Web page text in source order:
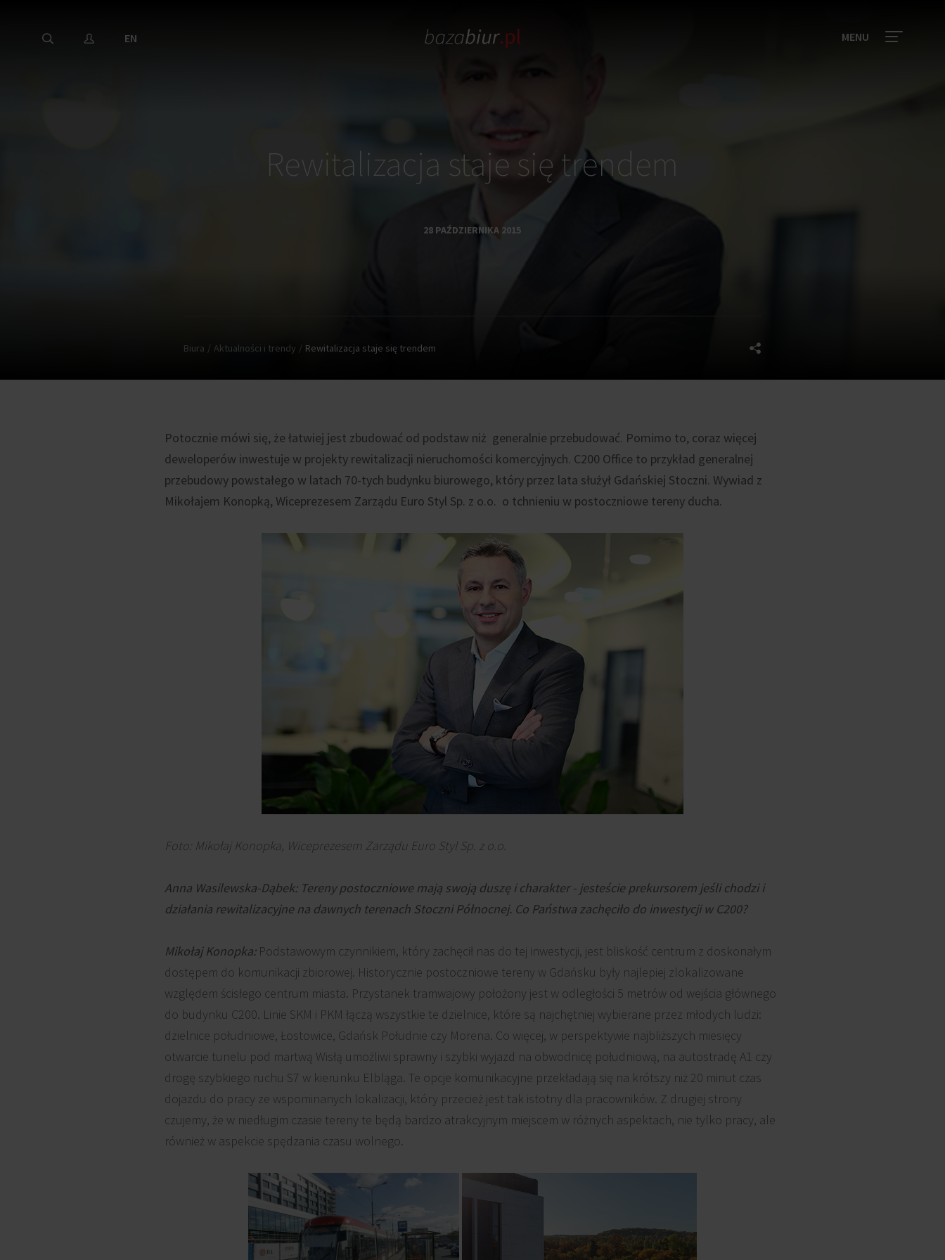
EN MENU
Rewitalizacja staje się trendem
28 PAŹDZIERNIKA 2015
Biura Aktualności i trendy Rewitalizacja staje się trendem
Potocznie mówi się, że łatwiej jest zbudować od podstaw niż generalnie przebudować. Pomimo to, coraz więcej
deweloperów inwestuje w projekty rewitalizacji nieruchomości komercyjnych. C200 Office to przykład generalnej
przebudowy powstałego w latach 70-tych budynku biurowego, który przez lata służył Gdańskiej Stoczni. Wywiad z
Mikołajem Konopką, Wiceprezesem Zarządu Euro Styl Sp. z o.o. o tchnieniu w postoczniowe tereny ducha.
Foto: Mikołaj Konopka, Wiceprezesem Zarządu Euro Styl Sp. z o.o.
Anna Wasilewska-Dąbek: Tereny postoczniowe mają swoją duszę i charakter - jesteście prekursorem jeśli chodzi i
działania rewitalizacyjne na dawnych terenach Stoczni Północnej. Co Państwa zachęciło do inwestycji w C200?
Mikołaj Konopka:Podstawowym czynnikiem, który zachęcił nas do tej inwestycji, jest bliskość centrum z doskonałym
dostępem do komunikacji zbiorowej. Historycznie postoczniowe tereny w Gdańsku były najlepiej zlokalizowane
względem ścisłego centrum miasta. Przystanek tramwajowy położony jest w odległości 5 metrów od wejścia głównego
do budynku C200. Linie SKM i PKM łączą wszystkie te dzielnice, które są najchętniej wybierane przez młodych ludzi:
dzielnice południowe, Łostowice, Gdańsk Południe czy Morena. Co więcej, w perspektywie najbliższych miesięcy
otwarcie tunelu pod martwą Wisłą umożliwi sprawny i szybki wyjazd na obwodnicę południową, na autostradę A1 czy
drogę szybkiego ruchu S7 w kierunku Elbląga. Te opcje komunikacyjne przekładają się na krótszy niż 20 minut czas
dojazdu do pracy ze wspominanych lokalizacji, który przecież jest tak istotny dla pracowników. Z drugiej strony
czujemy, że w niedługim czasie tereny te będą bardzo atrakcyjnym miejscem w różnych aspektach, nie tylko pracy, ale
również w aspekcie spędzania czasu wolnego.